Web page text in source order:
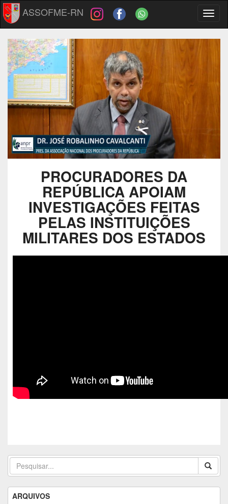
ASSOFME-RN
PROCURADORES DA
REPÚBLICA APOIAM
INVESTIGAÇÕES FEITAS
PELAS INSTITUIÇÕES
MILITARES DOS ESTADOS
ARQUIVOS